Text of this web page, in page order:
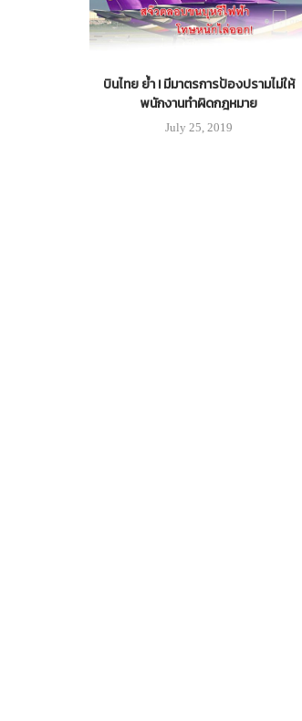
บินไทย ย้ำ ! มีมาตรการป้องปรามไม่ให้
พนักงานทำผิดกฎหมาย
July 25, 2019